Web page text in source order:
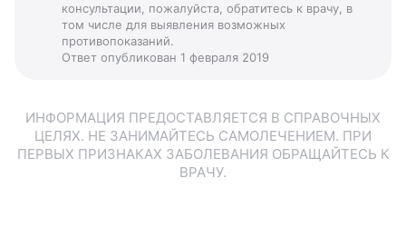
консультации, пожалуйста, обратитесь к врачу, в
том числе для выявления возможных
противопоказаний.
Ответ опубликован 1 февраля 2019
ИНФОРМАЦИЯ ПРЕДОСТАВЛЯЕТСЯ В СПРАВОЧНЫХ
ЦЕЛЯХ. НЕ ЗАНИМАЙТЕСЬ САМОЛЕЧЕНИЕМ. ПРИ
ПЕРВЫХ ПРИЗНАКАХ ЗАБОЛЕВАНИЯ ОБРАЩАЙТЕСЬ К
ВРАЧУ.